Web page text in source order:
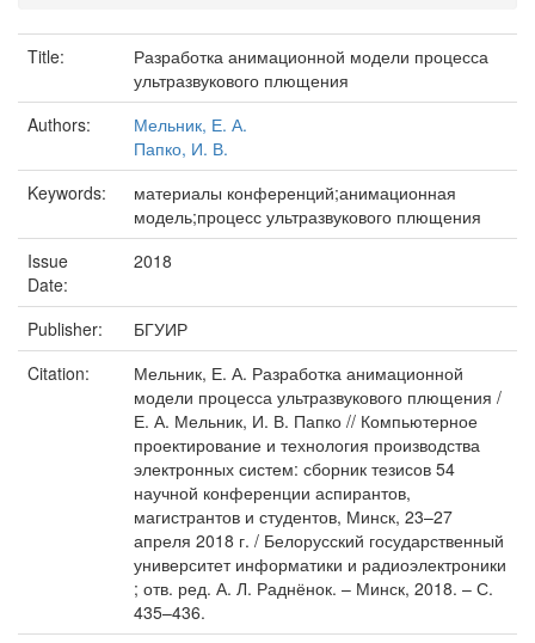
Title:
Разработка анимационной модели процесса
ультразвукового плющения
Authors:
Мельник, Е. А.
Папко, И. В.
Keywords:
материалы конференций;анимационная
модель;процесс ультразвукового плющения
Issue
Date:
2018
Publisher:
БГУИР
Citation:
Мельник, Е. А. Разработка анимационной
модели процесса ультразвукового плющения /
Е. А. Мельник, И. В. Папко // Компьютерное
проектирование и технология производства
электронных систем: сборник тезисов 54
научной конференции аспирантов,
магистрантов и студентов, Минск, 23–27
апреля 2018 г. / Белорусский государственный
университет информатики и радиоэлектроники
; отв. ред. А. Л. Раднёнок. – Минск, 2018. – С.
435–436.